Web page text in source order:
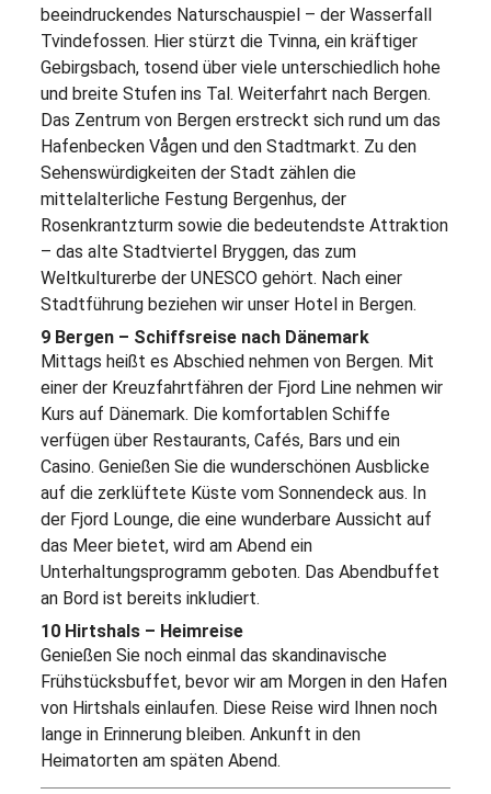
beeindruckendes Naturschauspiel – der Wasserfall
Tvindefossen. Hier stürzt die Tvinna, ein kräftiger
Gebirgsbach, tosend über viele unterschiedlich hohe
und breite Stufen ins Tal. Weiterfahrt nach Bergen.
Das Zentrum von Bergen erstreckt sich rund um das
Hafenbecken Vågen und den Stadtmarkt. Zu den
Sehenswürdigkeiten der Stadt zählen die
mittelalterliche Festung Bergenhus, der
Rosenkrantzturm sowie die bedeutendste Attraktion
– das alte Stadtviertel Bryggen, das zum
Weltkulturerbe der UNESCO gehört. Nach einer
Stadtführung beziehen wir unser Hotel in Bergen.
9 Bergen – Schiffsreise nach Dänemark
Mittags heißt es Abschied nehmen von Bergen. Mit
einer der Kreuzfahrtfähren der Fjord Line nehmen wir
Kurs auf Dänemark. Die komfortablen Schiffe
verfügen über Restaurants, Cafés, Bars und ein
Casino. Genießen Sie die wunderschönen Ausblicke
auf die zerklüftete Küste vom Sonnendeck aus. In
der Fjord Lounge, die eine wunderbare Aussicht auf
das Meer bietet, wird am Abend ein
Unterhaltungsprogramm geboten. Das Abendbuffet
an Bord ist bereits inkludiert.
10 Hirtshals – Heimreise
Genießen Sie noch einmal das skandinavische
Frühstücksbuffet, bevor wir am Morgen in den Hafen
von Hirtshals einlaufen. Diese Reise wird Ihnen noch
lange in Erinnerung bleiben. Ankunft in den
Heimatorten am späten Abend.